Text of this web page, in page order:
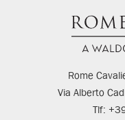
Rome
Via Alberto
Tlf: